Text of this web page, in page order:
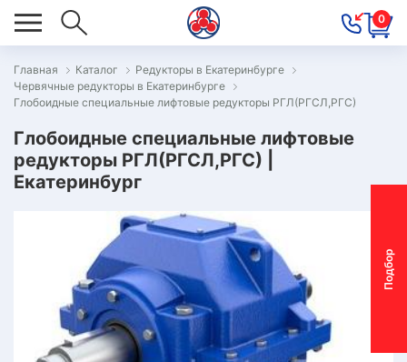
0
П
о
д
б
о
р
м
о
т
о
р
-
р
е
д
у
к
т
о
р
Главная Каталог
Редукторы в Екатеринбурге
Червячные редукторы в Екатеринбурге
Глобоидные специальные лифтовые редукторы РГЛ(РГСЛ,РГС)
Глобоидные специальные лифтовые
редукторы РГЛ(РГСЛ,РГС) |
Екатеринбург